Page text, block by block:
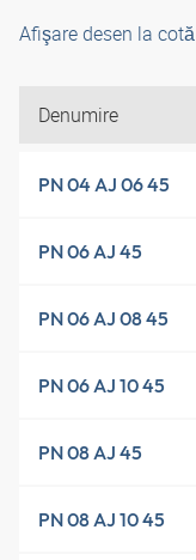
Afişare desen la cotă
Denumire
PN 04 AJ 06 45
PN 06 AJ 45
PN 06 AJ 08 45
PN 06 AJ 10 45
PN 08 AJ 45
PN 08 AJ 10 45